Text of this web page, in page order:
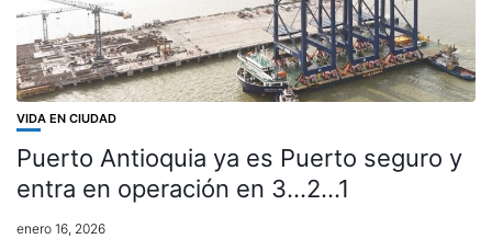
VIDA EN CIUDAD
Puerto Antioquia ya es Puerto seguro y
entra en operación en 3…2…1
enero 16, 2026